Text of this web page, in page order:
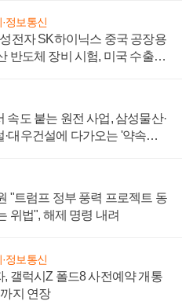
정보통신
전자 SK하이닉스 중국 공장용
반도체 장비 시험, 미국 수출통
속도 붙는 원전 사업, 삼성물산·
·대우건설에 다가오는 '약속의
"트럼프 정부 풍력 프로젝트 동
위법", 해제 명령 내려
정보통신
, 갤럭시Z 폴드8 사전예약 개통
지 연장